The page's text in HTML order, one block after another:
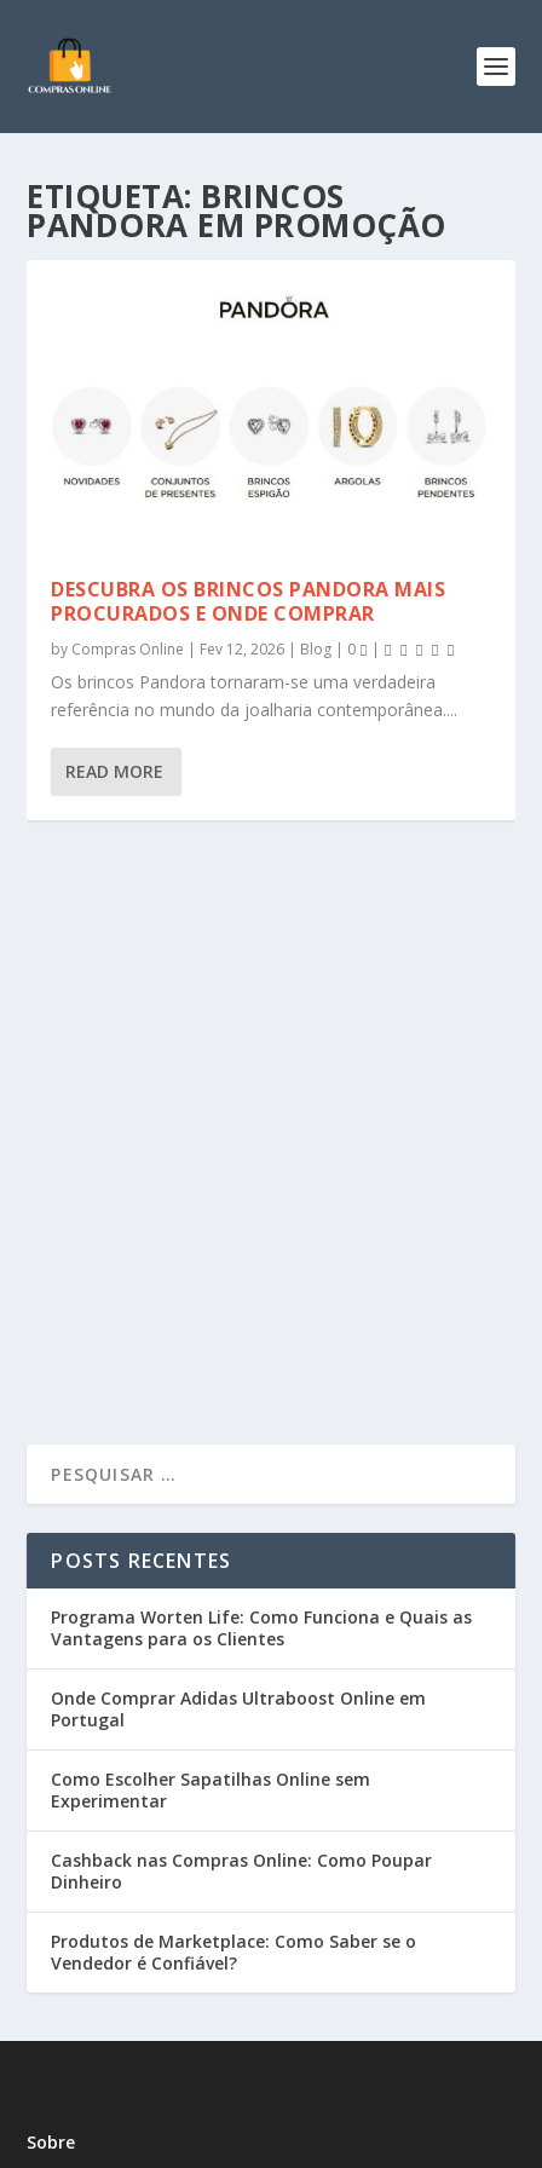
ETIQUETA: BRINCOS
PANDORA EM PROMOÇÃO
DESCUBRA OS BRINCOS PANDORA MAIS
PROCURADOS E ONDE COMPRAR
by Compras Online | Fev 12, 2026 | Blog | 0 |
Os brincos Pandora tornaram-se uma verdadeira
referência no mundo da joalharia contemporânea....
READ MORE
POSTS RECENTES
Programa Worten Life: Como Funciona e Quais as
Vantagens para os Clientes
Onde Comprar Adidas Ultraboost Online em
Portugal
Como Escolher Sapatilhas Online sem
Experimentar
Cashback nas Compras Online: Como Poupar
Dinheiro
Produtos de Marketplace: Como Saber se o
Vendedor é Confiável?
Sobre